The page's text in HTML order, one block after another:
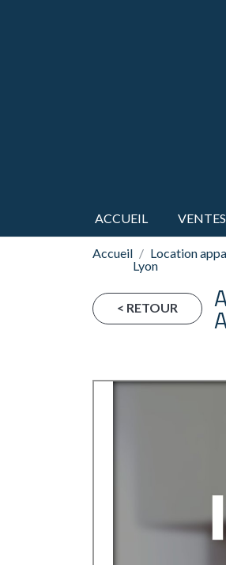
ACCUEIL VENTES
Accueil
Location
Lyon
< RETOUR